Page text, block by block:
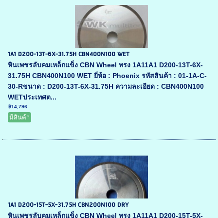
1A1 D200-13T-6X-31.75H CBN400N100 WET
หินเพชรลับคมเหล็กแข็ง CBN Wheel ทรง 1A11A1 D200-13T-6X-
31.75H CBN400N100 WET ยี่ห้อ : Phoenix รหัสสินค้า : 01-1A-C-
30-Rขนาด : D200-13T-6X-31.75H ความละเอียด : CBN400N100
WETประเทศต...
฿14,796
มีสินค้า
1A1 D200-15T-5X-31.75H CBN200N100 DRY
หินเพชรลับคมเหล็กแข็ง CBN Wheel ทรง 1A11A1 D200-15T-5X-